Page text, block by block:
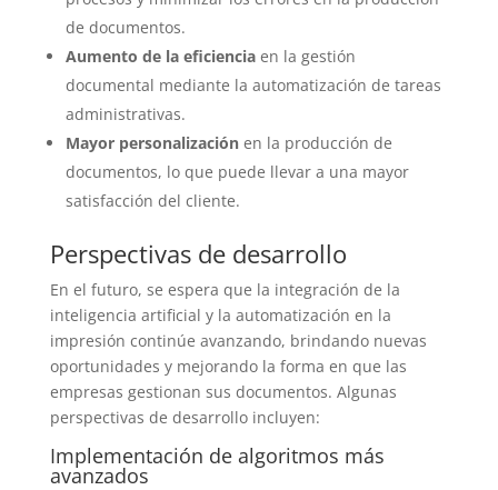
de documentos.
Aumento de la eficienciaen la gestión
documental mediante la automatización de tareas
administrativas.
Mayor personalizaciónen la producción de
documentos, lo que puede llevar a una mayor
satisfacción del cliente.
Perspectivas de desarrollo
En el futuro, se espera que la integración de la
inteligencia artificial y la automatización en la
impresión continúe avanzando, brindando nuevas
oportunidades y mejorando la forma en que las
empresas gestionan sus documentos. Algunas
perspectivas de desarrollo incluyen:
Implementación de algoritmos más
avanzados